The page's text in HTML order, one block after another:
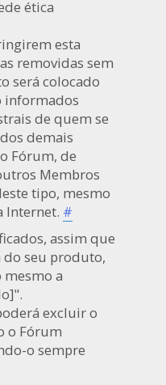
ética
esta
removidas sem
será colocado
informados
de quem se
demais
Fórum, de
Membros
tipo, mesmo
Internet. #
assim que
do seu produto,
a
excluir o
o Fórum
o sempre